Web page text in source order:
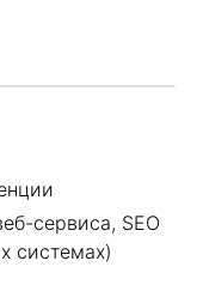
сервиса, SEO
системах)